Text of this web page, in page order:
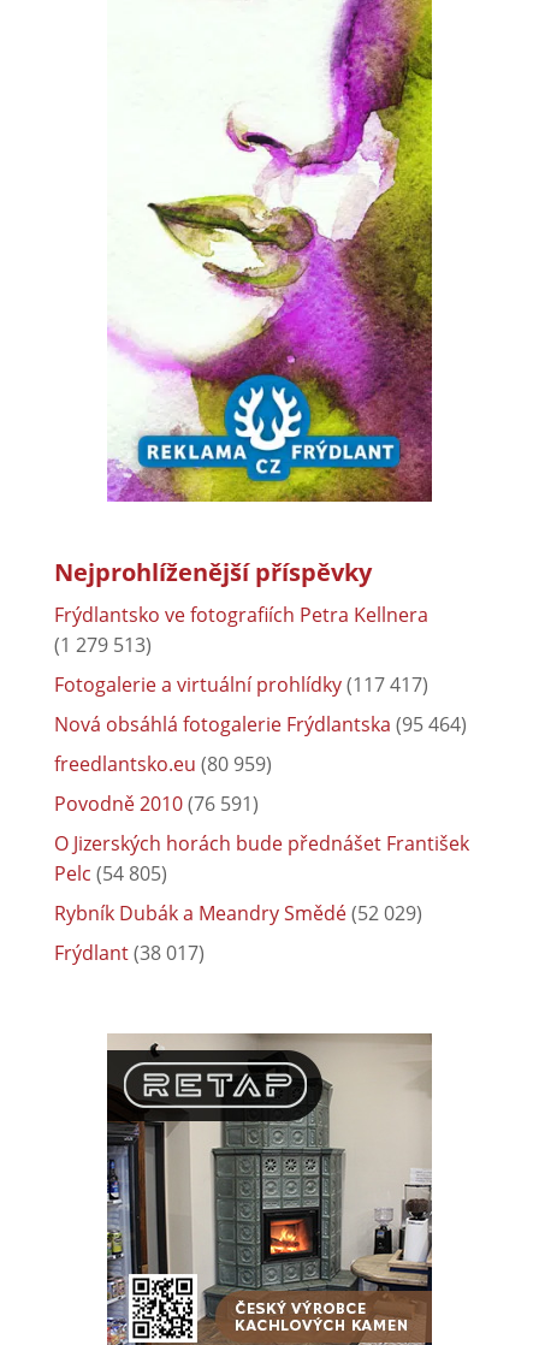
Nejprohlíženější příspěvky
Frýdlantsko ve fotografiích Petra Kellnera
(1 279 513)
Fotogalerie a virtuální prohlídky(117 417)
Nová obsáhlá fotogalerie Frýdlantska (95 464)
freedlantsko.eu (80 959)
Povodně 2010(76 591)
O Jizerských horách bude přednášet František
Pelc (54 805)
Rybník Dubák a Meandry Smědé(52 029)
Frýdlant(38 017)